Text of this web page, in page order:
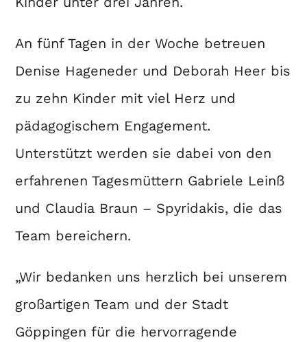
An fünf Tagen in der Woche betreuen
Denise Hageneder und Deborah Heer bis
zu zehn Kinder mit viel Herz und
pädagogischem Engagement.
Unterstützt werden sie dabei von den
erfahrenen Tagesmüttern Gabriele Leinß
und Claudia Braun – Spyridakis, die das
Team bereichern.
„Wir bedanken uns herzlich bei unserem
großartigen Team und der Stadt
Göppingen für die hervorragende